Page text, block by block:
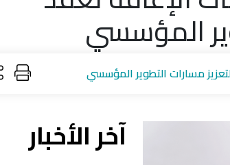
المؤسسي
مسارات التطوير المؤسسي
آخر الأخبار